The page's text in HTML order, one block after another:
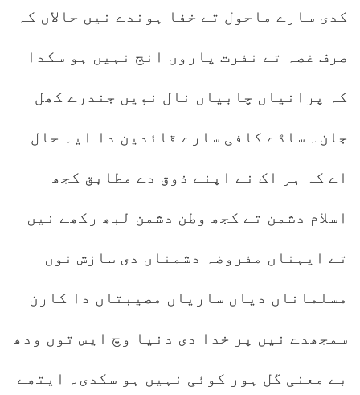
کدی سارے ماحول تے خفا ہوندے نیں حالاں کہ
صرف غصہ تے نفرت پاروں انج نہیں ہو سکدا
کہ پرانیاں چابیاں نال نویں جندرے کھل
جان۔ ساڈے کافی سارے قائدین دا ایہ حال
اے کہ ہر اک نے اپنے ذوق دے مطابق کجھ
اسلام دشمن تے کجھ وطن دشمن لبھ رکھے نیں
تے ایہناں مفروضہ دشمناں دی سازش نوں
مسلماناں دیاں ساریاں مصیبتاں دا کارن
سمجھدے نیں پر خدا دی دنیا وچ ایس توں ودھ
بے معنی گل ہور کوئی نہیں ہو سکدی۔ ایتھے